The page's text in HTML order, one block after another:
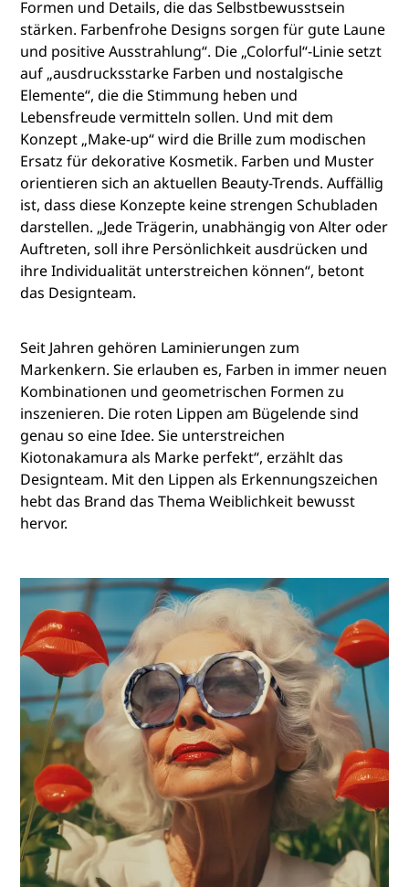
Formen und Details, die das Selbstbewusstsein
stärken. Farbenfrohe Designs sorgen für gute Laune
und positive Ausstrahlung“. Die „Colorful“-Linie setzt
auf „ausdrucksstarke Farben und nostalgische
Elemente“, die die Stimmung heben und
Lebensfreude vermitteln sollen. Und mit dem
Konzept „Make-up“ wird die Brille zum modischen
Ersatz für dekorative Kosmetik. Farben und Muster
orientieren sich an aktuellen Beauty-Trends. Auffällig
ist, dass diese Konzepte keine strengen Schubladen
darstellen. „Jede Trägerin, unabhängig von Alter oder
Auftreten, soll ihre Persönlichkeit ausdrücken und
ihre Individualität unterstreichen können“, betont
das Designteam.
Seit Jahren gehören Laminierungen zum
Markenkern. Sie erlauben es, Farben in immer neuen
Kombinationen und geometrischen Formen zu
inszenieren. Die roten Lippen am Bügelende sind
genau so eine Idee. Sie unterstreichen
Kiotonakamura als Marke perfekt“, erzählt das
Designteam. Mit den Lippen als Erkennungszeichen
hebt das Brand das Thema Weiblichkeit bewusst
hervor.